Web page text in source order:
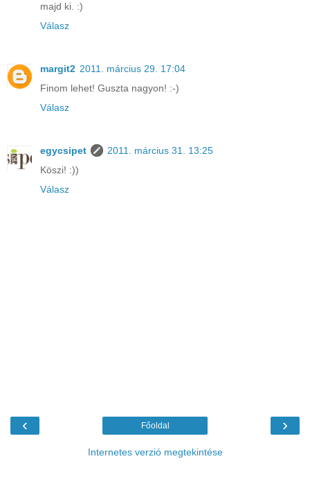
majd ki. :)
Válasz
margit2 2011. március 29. 17:04
Finom lehet! Guszta nagyon! :-)
Válasz
egycsipet
2011. március 31. 13:25
Köszi! :))
Válasz
‹ ›
Főoldal
Internetes verzió megtekintése